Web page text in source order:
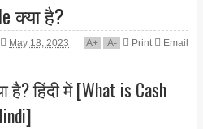
क्या है?
May 18, 2023 A+ A- Print Email
हिंदी में [What is Cash